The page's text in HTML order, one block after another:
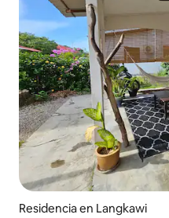
Residencia en Langkawi